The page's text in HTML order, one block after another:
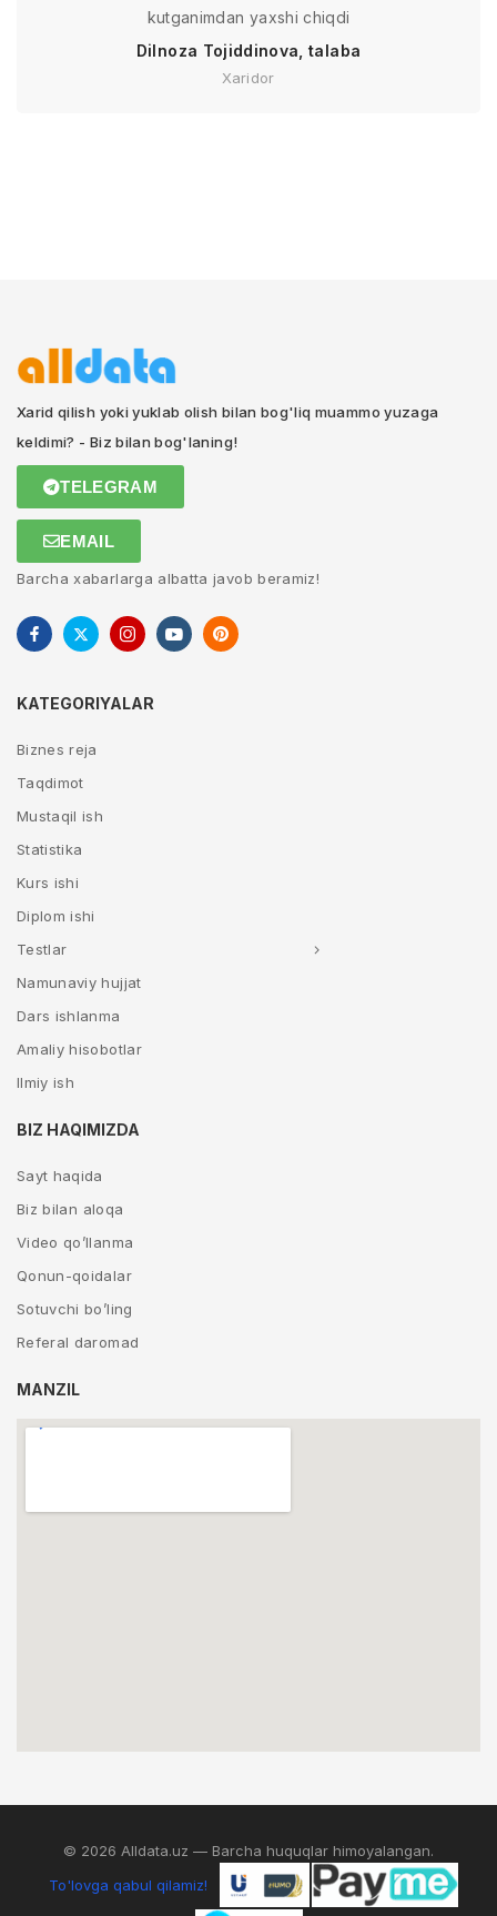
kutganimdan yaxshi chiqdi
Dilnoza Tojiddinova, talaba
Xaridor
Xarid qilish yoki yuklab olish bilan bog'liq muammo yuzaga
keldimi? - Biz bilan bog'laning!
TELEGRAM
EMAIL
Barcha xabarlarga albatta javob beramiz!
KATEGORIYALAR
Biznes reja
Taqdimot
Mustaqil ish
Statistika
Kurs ishi
Diplom ishi
Testlar
Namunaviy hujjat
Dars ishlanma
Amaliy hisobotlar
Ilmiy ish
BIZ HAQIMIZDA
Sayt haqida
Biz bilan aloqa
Video qo’llanma
Qonun-qoidalar
Sotuvchi bo’ling
Referal daromad
MANZIL
© 2026 Alldata.uz — Barcha huquqlar himoyalangan.
To'lovga qabul qilamiz!